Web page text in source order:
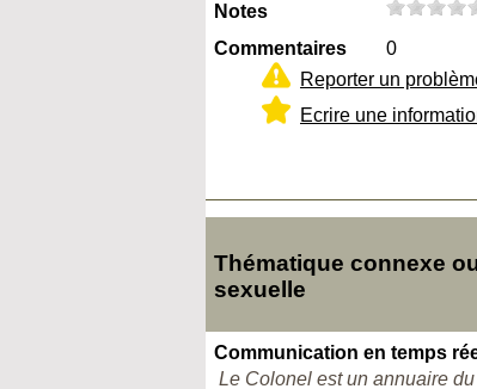
Notes
Commentaires
0
Reporter un
Ecrire une
Thématique connexe
sexuelle
Communication en temps
Le Colonel est un annuaire